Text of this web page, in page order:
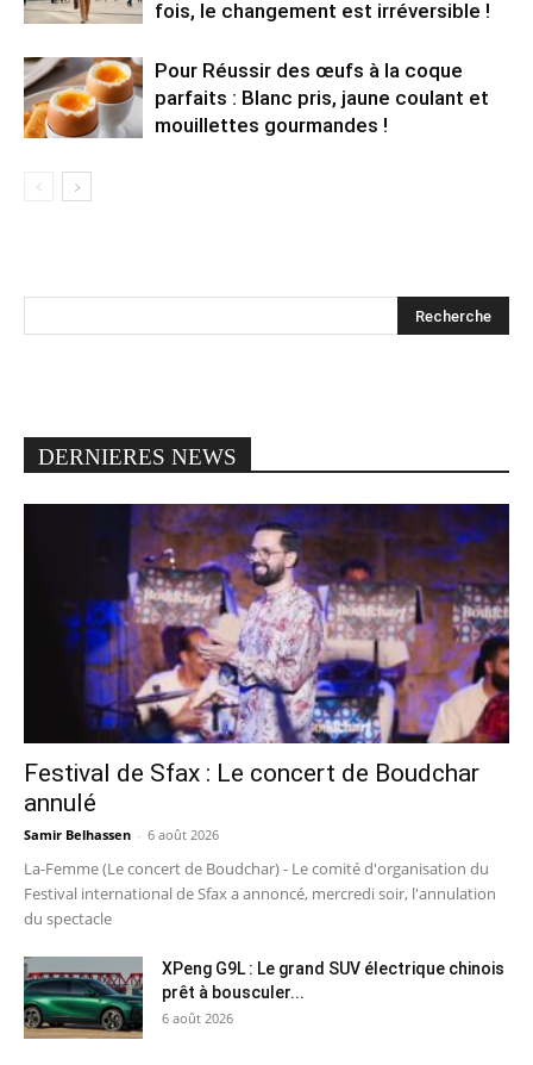
fois, le changement est irréversible !
Pour Réussir des œufs à la coque
parfaits : Blanc pris, jaune coulant et
mouillettes gourmandes !
DERNIERES NEWS
Festival de Sfax : Le concert de Boudchar
annulé
Samir Belhassen - 6 août 2026
La-Femme (Le concert de Boudchar) - Le comité d'organisation du
Festival international de Sfax a annoncé, mercredi soir, l'annulation
du spectacle
XPeng G9L : Le grand SUV électrique chinois
prêt à bousculer...
6 août 2026